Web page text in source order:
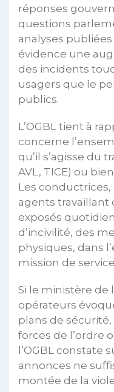
réponses
questions
analyses
évidence une
des incidents
usagers que le
publics.
L’OGBL tient à
concerne
qu’il s’agisse du
AVL, TICE) ou
Les
agents travaillant
exposés
d’incivilité, des
physiques, dans
mission de
Si le ministère de
opérateurs
plans de
forces de l’ordre
l’OGBL constate
annonces ne
montée de la